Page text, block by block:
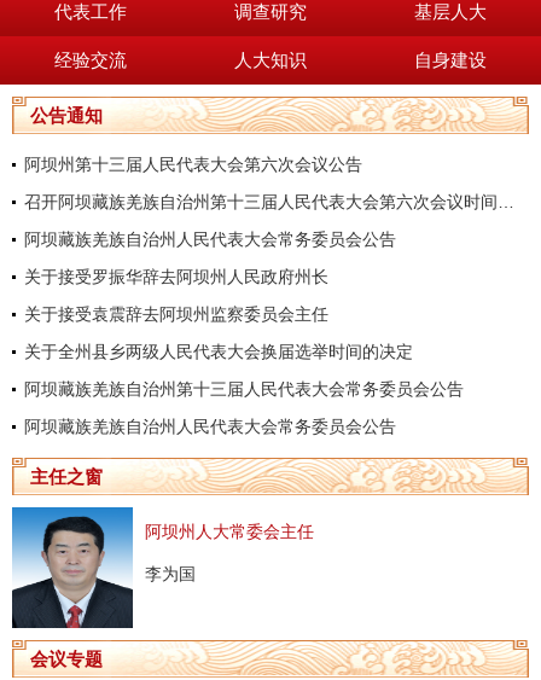
代表工作 调查研究 基层人大
经验交流 人大知识 自身建设
公告通知
阿坝州第十三届人民代表大会第六次会议公告
阿坝藏族羌族自治州人民代表大会常务委员会公告
关于接受罗振华辞去阿坝州人民政府州长
关于接受袁震辞去阿坝州监察委员会主任
关于全州县乡两级人民代表大会换届选举时间的决定
阿坝藏族羌族自治州第十三届人民代表大会常务委员会公告
阿坝藏族羌族自治州人民代表大会常务委员会公告
主任之窗
阿坝州人大常委会主任
李为国
会议专题